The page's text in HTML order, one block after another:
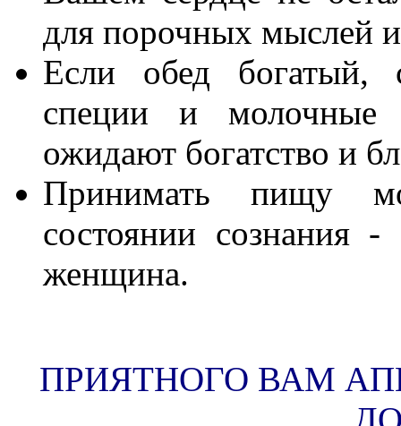
для порочных мыслей
Если обед богатый,
специи и
ожидают богатство и
Принимать пищу
состоянии сознания
женщина.
ПРИЯТНОГО ВАМ